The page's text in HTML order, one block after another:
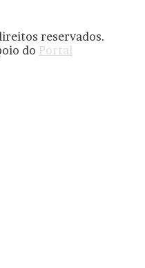
reservados.
do Portal